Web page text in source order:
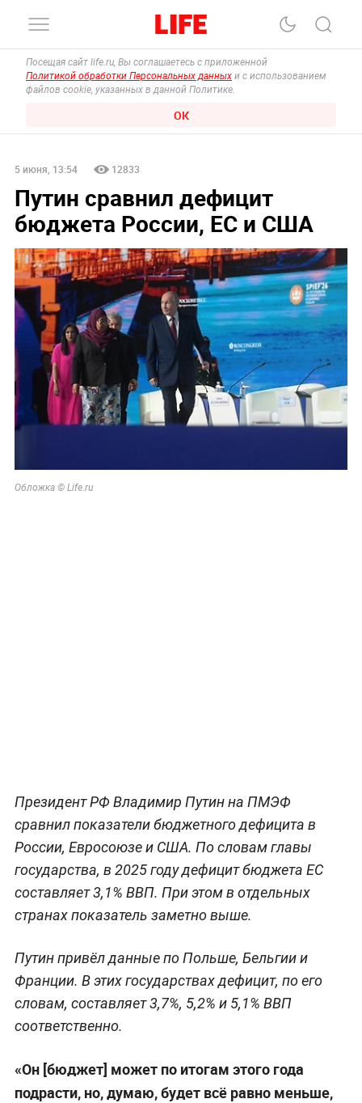
Посещая сайт life.ru, Вы соглашаетесь с приложенной
Политикой обработки Персональных данных и с использованием
файлов cookie, указанных в данной Политике.
ОК
5 июня, 13:54 12833
Путин сравнил дефицит
бюджета России, ЕС и США
Обложка © Life.ru
Президент РФ Владимир Путин на ПМЭФ
сравнил показатели бюджетного дефицита в
России, Евросоюзе и США. По словам главы
государства, в 2025 году дефицит бюджета ЕС
составляет 3,1% ВВП. При этом в отдельных
странах показатель заметно выше.
Путин привёл данные по Польше, Бельгии и
Франции. В этих государствах дефицит, по его
словам, составляет 3,7%, 5,2% и 5,1% ВВП
соответственно.
«Он [бюджет] может по итогам этого года
подрасти, но, думаю, будет всё равно меньше,